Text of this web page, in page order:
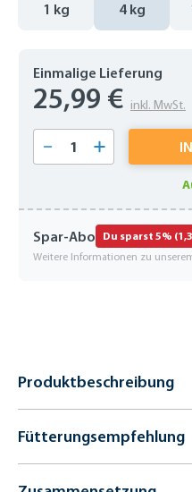
1 kg 4 kg
Einmalige Lieferung
25,99 € inkl. MwSt.
Produkt Anzahl:
Spar-Abo Du sparst 5%
Weitere Informationen zu
Produktbeschreibung
Fütterungsempfehlung